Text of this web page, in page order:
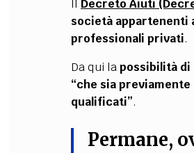
Il Decreto Aiuti
società appartenenti
professionali privati.
Da qui lapossibilità
“che sia
qualificati”.
Permane,